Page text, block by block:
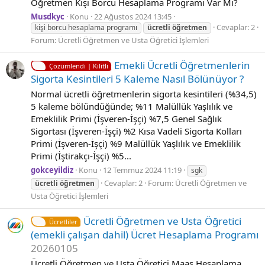
Öğretmen Kişi Borcu Hesaplama Programı Var Mı?
Musdkyc Konu 22 Ağustos 2024 13:45
kişi borcu hesaplama programı ücretli öğretmen
Cevaplar: 2
Forum: Ücretli Öğretmen ve Usta Öğretici İşlemleri
Çözümlendi | Kilitli
Emekli Ücretli Öğretmenlerin
Sigorta Kesintileri 5 Kaleme Nasıl Bölünüyor ?
Normal ücretli öğretmenlerin sigorta kesintileri (%34,5)
5 kaleme bölündüğünde; %11 Malüllük Yaşlılık ve
Emeklilik Primi (İşveren-İşçi) %7,5 Genel Sağlık
Sigortası (İşveren-İşçi) %2 Kısa Vadeli Sigorta Kolları
Primi (İşveren-İşçi) %9 Malüllük Yaşlılık ve Emeklilik
Primi (İştirakçı-İşçi) %5...
gokceyildiz Konu 12 Temmuz 2024 11:19
sgk
ücretli öğretmen Cevaplar: 2 Forum: Ücretli Öğretmen ve
Usta Öğretici İşlemleri
Ücretliler
Ücretli Öğretmen ve Usta Öğretici
(emekli çalışan dahil) Ücret Hesaplama Programı
20260105